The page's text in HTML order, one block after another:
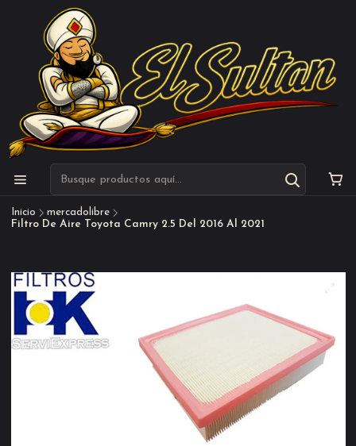
Inicio
mercadolibre
Filtro De Aire Toyota Camry 2.5 Del 2016 Al 2021